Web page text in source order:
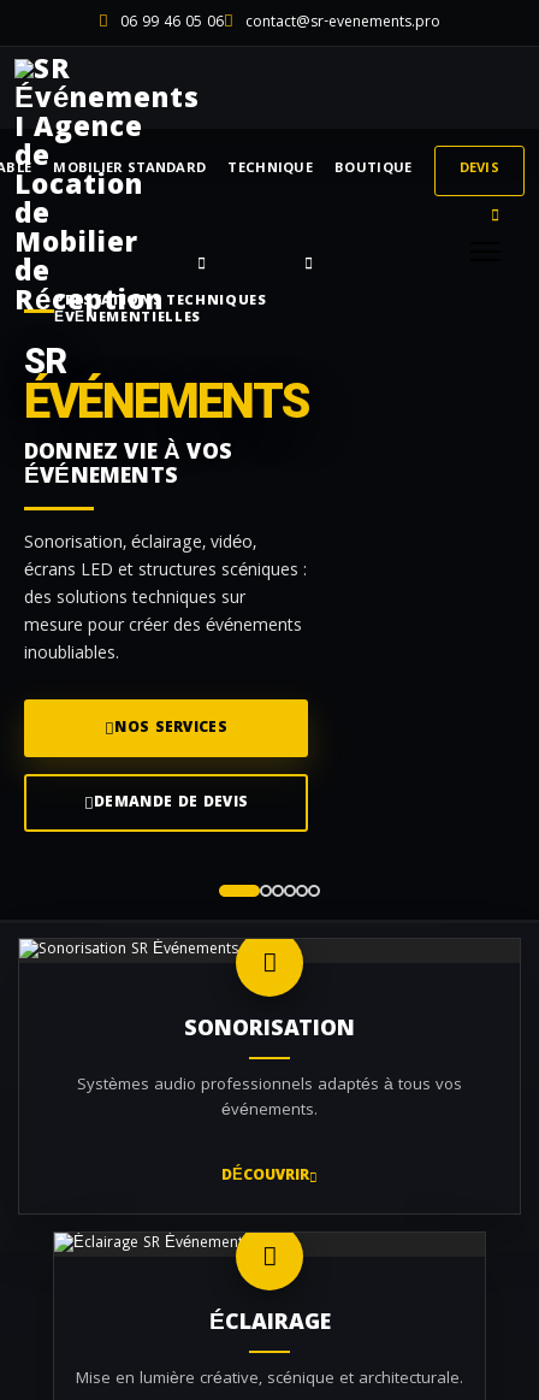
06 99 46 05 06 contact@sr-evenements.pro
MOBILIER STANDARD TECHNIQUE BOUTIQUE DEVIS
PRESTATIONS TECHNIQUES
ÉVÉNEMENTIELLES
SR
ÉVÉNEMENTS
DONNEZ VIE À VOS
ÉVÉNEMENTS
Sonorisation, éclairage, vidéo,
écrans LED et structures scéniques :
des solutions techniques sur
mesure pour créer des événements
inoubliables.
NOS SERVICES
DEMANDE DE DEVIS
SONORISATION
Systèmes audio professionnels adaptés à tous vos
événements.
DÉCOUVRIR
ÉCLAIRAGE
Mise en lumière créative, scénique et architecturale.